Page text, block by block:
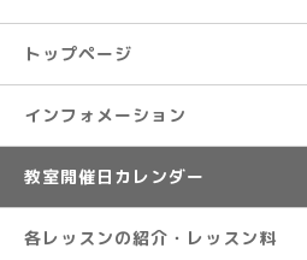
トップページ
インフォメーション
教室開催日カレンダー
各レッスンの紹介・レッスン料